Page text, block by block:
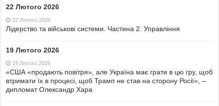
22 Лютого 2026
22 Лютого 2026
Лідерство та військові системи. Частина 2. Управління
19 Лютого 2026
19 Лютого 2026
«США «продають повітря», але Україна має грати в цю гру, щоб
втримати їх в процесі, щоб Трамп не став на сторону Росії», –
дипломат Олександр Хара